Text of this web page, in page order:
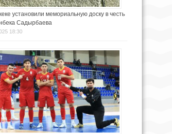
установили мемориальную доску в честь
Садырбаева
18:30